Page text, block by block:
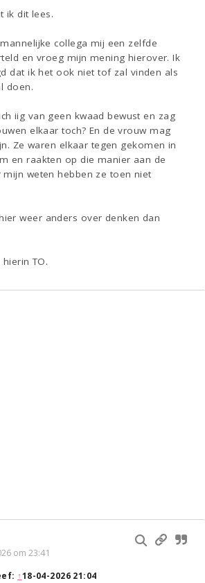
ik dit lees.
collega mij een zelfde
en vroeg mijn mening hierover. Ik
dat ik het ook niet tof zal vinden als
doen.
iig van geen kwaad bewust en zag
elkaar toch? En de vrouw mag
Ze waren elkaar tegen gekomen in
en raakten op die manier aan de
weten hebben ze toen niet
weer anders over denken dan
TO.
om 23:41
↑18-04-2026 21:04